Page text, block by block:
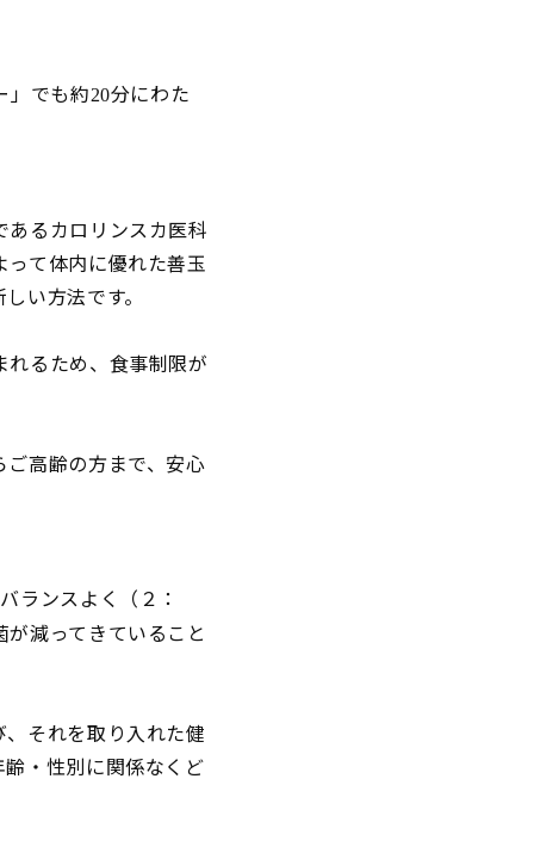
」でも約20分にわた
あるカロリンスカ医科
て体内に優れた善玉
い方法です。
るため、食事制限が
高齢の方まで、安心
ランスよく（２：
減ってきていること
それを取り入れた健
・性別に関係なくど